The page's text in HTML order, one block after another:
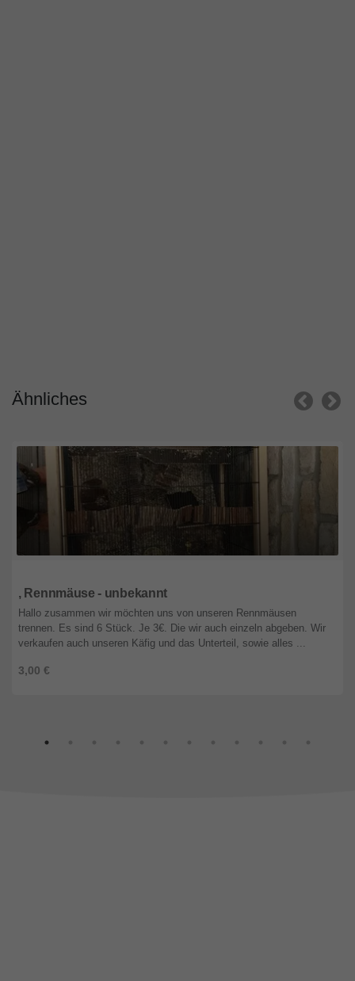
Ähnliches
, Rennmäuse - unbekannt
3,00 €
Hallo zusammen wir möchten uns von unseren Rennmäusen
trennen. Es sind 6 Stück. Je 3€. Die wir auch einzeln abgeben. Wir
verkaufen auch unseren Käfig und das Unterteil, sowie alles ...